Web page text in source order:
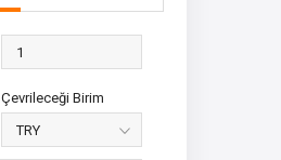
Çevrileceği Birim